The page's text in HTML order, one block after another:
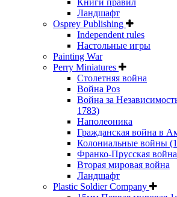
Книги правил
Ландшафт
Osprey Publishing
Independent rules
Настольные игры
Painting War
Perry Miniatures
Столетняя война
Война Роз
Война за
1783)
Наполеоника
Гражданская война в
Колониальные войны
Франко-Прусская война
Вторая мировая война
Ландшафт
Plastic Soldier Company